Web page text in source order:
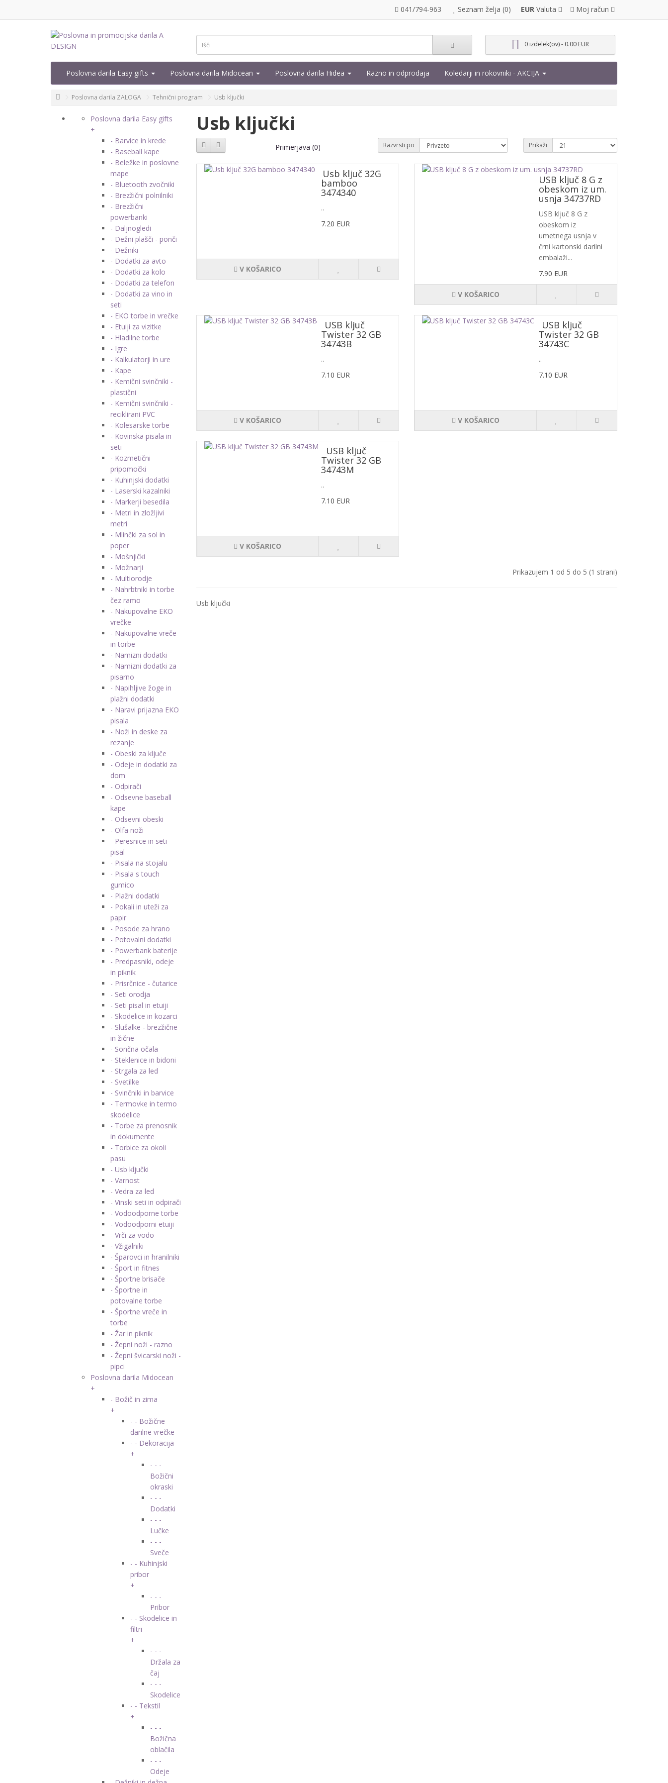
041/794-963 Seznam želja (0) EUR Valuta Moj račun
0 izdelek(ov) - 0.00 EUR
Poslovna darila Easy gifts Poslovna darila Midocean Poslovna darila Hidea Razno in odprodaja Koledarji in rokovniki - AKCIJA
Poslovna darila ZALOGA Tehnični program Usb ključki
Poslovna darila Easy gifts
+
- Barvice in krede
- Baseball kape
- Beležke in poslovne
mape
- Bluetooth zvočniki
- Brezžični polnilniki
- Brezžični
powerbanki
- Daljnogledi
- Dežni plašči - ponči
- Dežniki
- Dodatki za avto
- Dodatki za kolo
- Dodatki za telefon
- Dodatki za vino in
seti
- EKO torbe in vrečke
- Etuiji za vizitke
- Hladilne torbe
- Igre
- Kalkulatorji in ure
- Kape
- Kemični svinčniki -
plastični
- Kemični svinčniki -
reciklirani PVC
- Kolesarske torbe
- Kovinska pisala in
seti
- Kozmetični
pripomočki
- Kuhinjski dodatki
- Laserski kazalniki
- Markerji besedila
- Metri in zložljivi
metri
- Mlinčki za sol in
poper
- Mošnjički
- Možnarji
- Multiorodje
- Nahrbtniki in torbe
čez ramo
- Nakupovalne EKO
vrečke
- Nakupovalne vreče
in torbe
- Namizni dodatki
- Namizni dodatki za
pisarno
- Napihljive žoge in
plažni dodatki
- Naravi prijazna EKO
pisala
- Noži in deske za
rezanje
- Obeski za ključe
- Odeje in dodatki za
dom
- Odpirači
- Odsevne baseball
kape
- Odsevni obeski
- Olfa noži
- Peresnice in seti
pisal
- Pisala na stojalu
- Pisala s touch
gumico
- Plažni dodatki
- Pokali in uteži za
papir
- Posode za hrano
- Potovalni dodatki
- Powerbank baterije
- Predpasniki, odeje
in piknik
- Prisrčnice - čutarice
- Seti orodja
- Seti pisal in etuiji
- Skodelice in kozarci
- Slušalke - brezžične
in žične
- Sončna očala
- Steklenice in bidoni
- Strgala za led
- Svetilke
- Svinčniki in barvice
- Termovke in termo
skodelice
- Torbe za prenosnik
in dokumente
- Torbice za okoli
pasu
- Usb ključki
- Varnost
- Vedra za led
- Vinski seti in odpirači
- Vodoodporne torbe
- Vodoodporni etuiji
- Vrči za vodo
- Vžigalniki
- Šparovci in hranilniki
- Šport in fitnes
- Športne brisače
- Športne in
potovalne torbe
- Športne vreče in
torbe
- Žar in piknik
- Žepni noži - razno
- Žepni švicarski noži -
pipci
Poslovna darila Midocean
+
- Božič in zima
+
- - Božične
darilne vrečke
- - Dekoracija
+
- - -
Božični
okraski
- - -
Dodatki
- - -
Lučke
- - -
Sveče
- - Kuhinjski
pribor
+
- - -
Pribor
- - Skodelice in
filtri
+
- - -
Držala za
čaj
- - -
Skodelice
- - Tekstil
+
- - -
Božična
oblačila
- - -
Odeje
Usb ključki
Primerjava (0) Razvrsti po Prikaži
Usb ključ 32G
bamboo
3474340
..
7.20 EUR
V KOŠARICO
USB ključ 8 G z
obeskom iz um.
usnja 34737RD
USB ključ 8 G z
obeskom iz
umetnega usnja v
črni kartonski darilni
embalaži...
7.90 EUR
V KOŠARICO
USB ključ
Twister 32 GB
34743B
..
7.10 EUR
V KOŠARICO
USB ključ
Twister 32 GB
34743C
..
7.10 EUR
V KOŠARICO
USB ključ
Twister 32 GB
34743M
..
7.10 EUR
V KOŠARICO
Prikazujem 1 od 5 do 5 (1 strani)
Usb ključki